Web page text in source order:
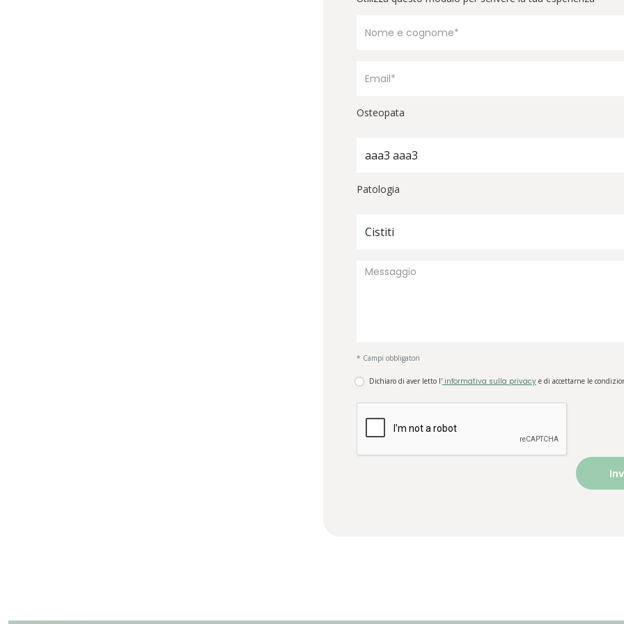
Osteopata
aaa3 aaa3
Patologia
Cistiti
* Campi obbligatori
Dichiaro di aver letto l' informativa sulla privacy e di accettarne le